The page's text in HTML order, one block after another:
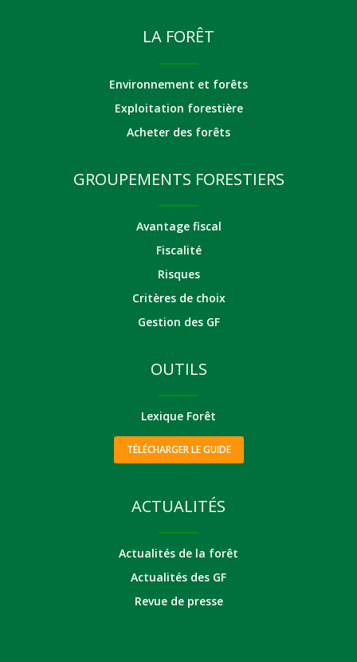
LA FORÊT
Environnement et forêts
Exploitation forestière
Acheter des forêts
GROUPEMENTS FORESTIERS
Avantage fiscal
Fiscalité
Risques
Critères de choix
Gestion des GF
OUTILS
Lexique Forêt
TÉLÉCHARGER LE GUIDE
ACTUALITÉS
Actualités de la forêt
Actualités des GF
Revue de presse